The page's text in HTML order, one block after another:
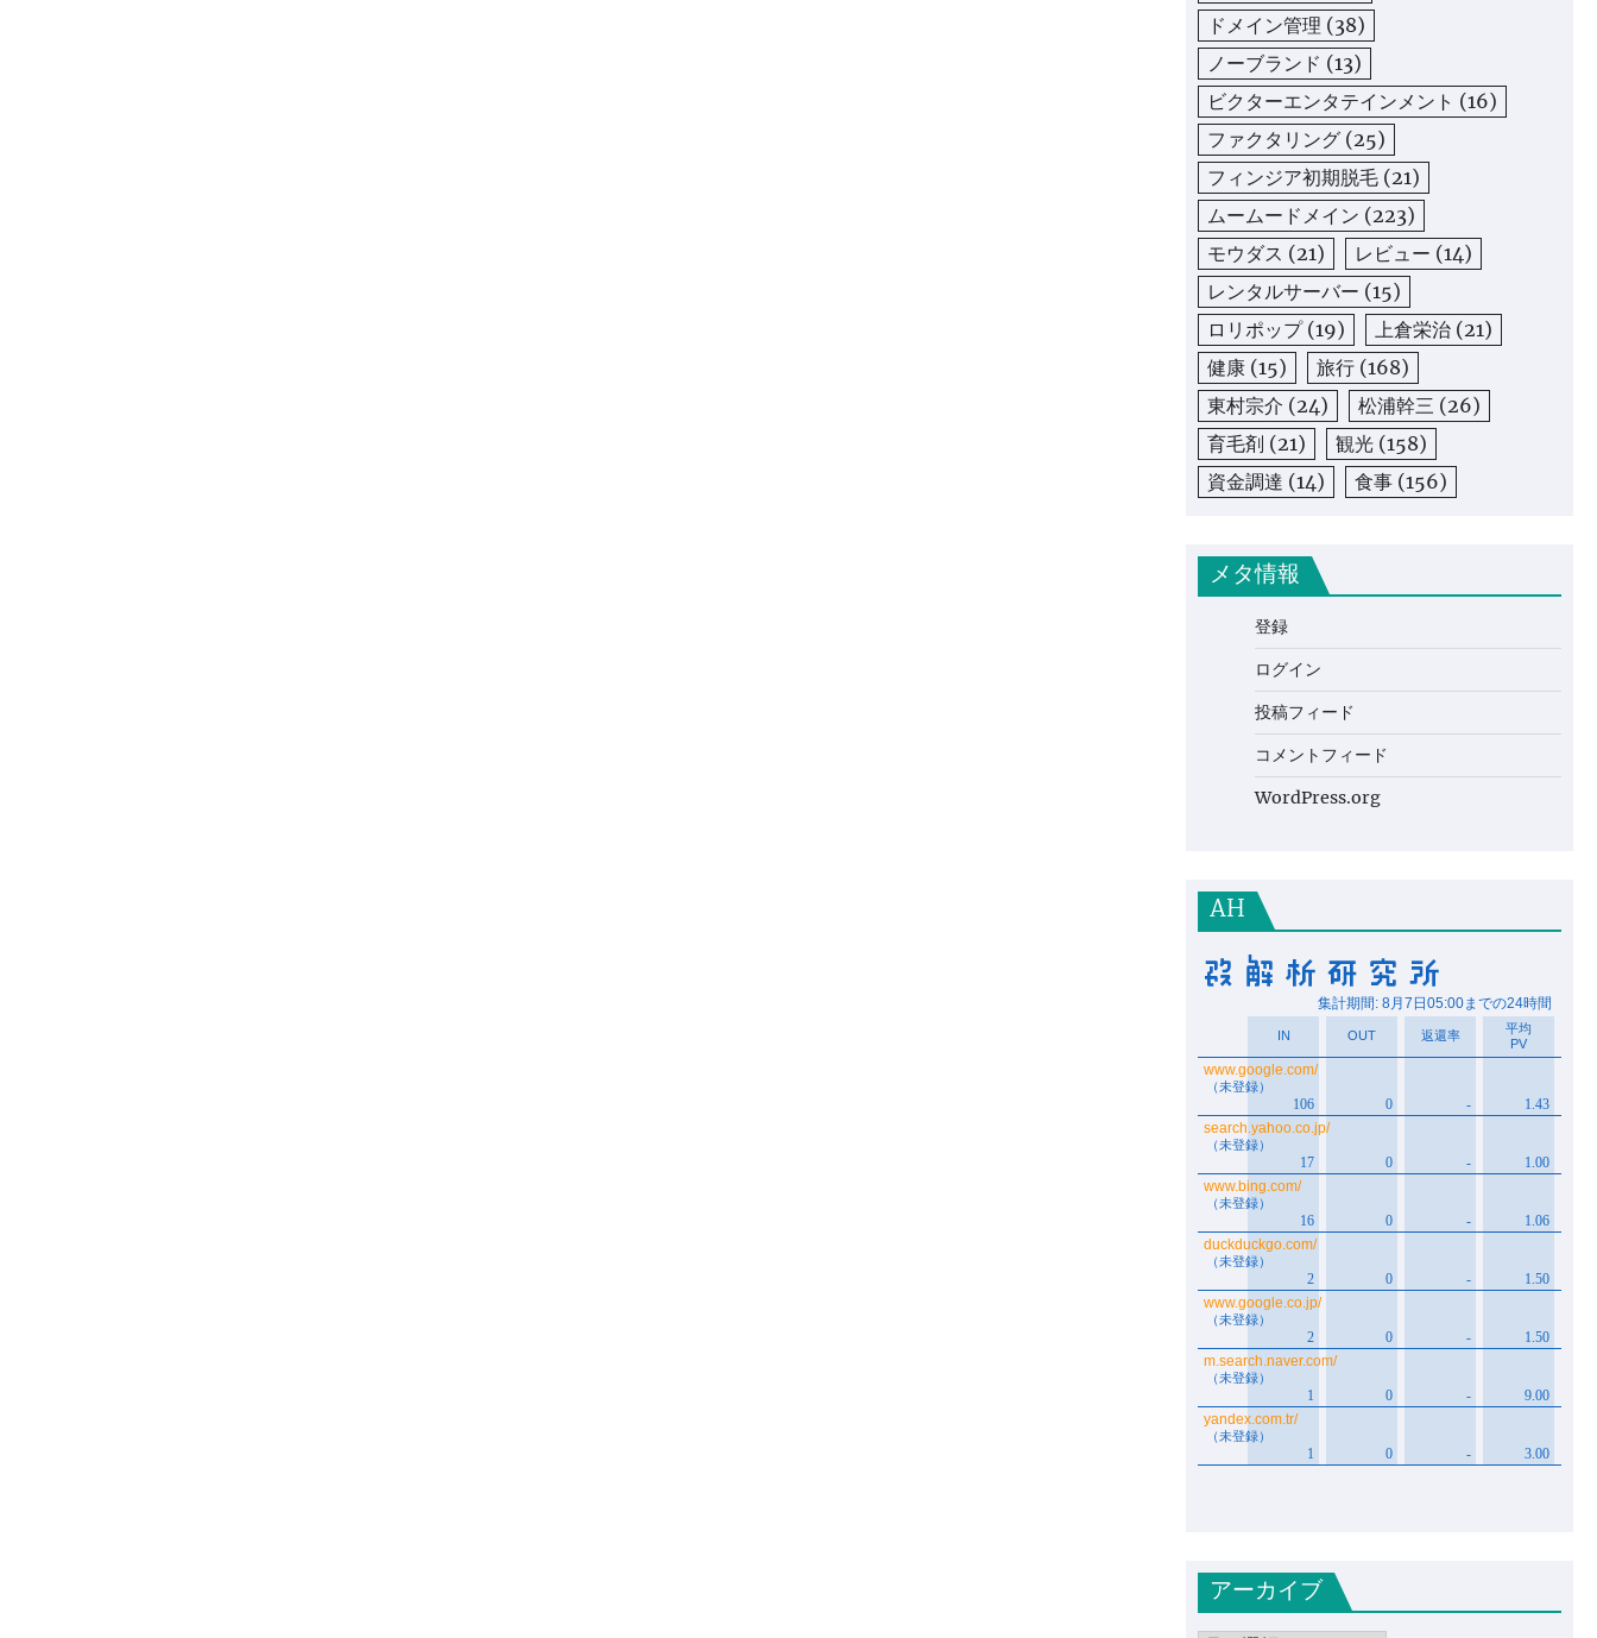
ドメイン管理 (38)
ノーブランド (13)
ビクターエンタテインメント (16)
ファクタリング (25)
フィンジア初期脱毛 (21)
ムームードメイン (223)
モウダス (21) レビュー (14)
レンタルサーバー (15)
ロリポップ(19) 上倉栄治 (21)
健康 (15) 旅行 (168)
東村宗介 (24) 松浦幹三 (26)
育毛剤 (21) 観光 (158)
資金調達 (14) 食事 (156)
メタ情報
登録
ログイン
投稿フィード
コメントフィード
WordPress.org
AH
アーカイブ